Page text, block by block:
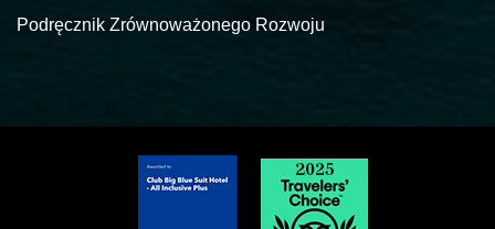
Podręcznik Zrównoważonego Rozwoju